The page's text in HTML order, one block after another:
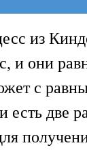
из
и они
с
две
для